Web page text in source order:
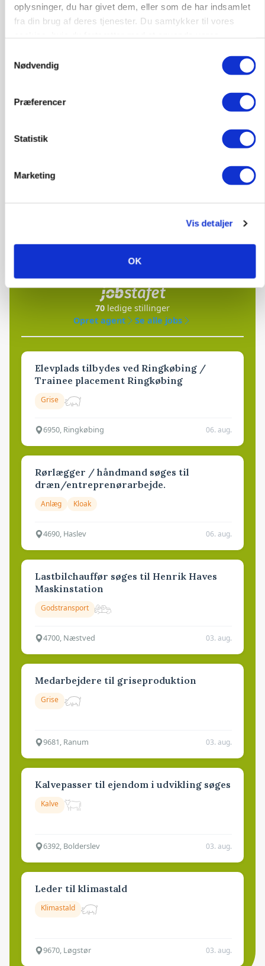
oplysninger, du har givet dem, eller som de har indsamlet
fra din brug af deres tjenester. Du samtykker til vores
Nødvendig
Præferencer
Statistik
Marketing
Vis detaljer
OK
USA: Oksekød steg i værdi i juni – svinekød faldt
GRISE
Rådgiver om DB-Tjek: Små justeringer kan give
Jobs
i samarbejde med
70 ledige stillinger
Opret agent
Se alle jobs
Elevplads tilbydes ved Ringkøbing /
Trainee placement Ringkøbing
Grise
6950, Ringkøbing 06. aug.
Rørlægger / håndmand søges til
dræn/entreprenørarbejde.
Anlæg Kloak
4690, Haslev 06. aug.
Lastbilchauffør søges til Henrik Haves
Maskinstation
Godstransport
4700, Næstved 03. aug.
Medarbejdere til griseproduktion
Grise
9681, Ranum 03. aug.
Kalvepasser til ejendom i udvikling søges
Kalve
6392, Bolderslev 03. aug.
Leder til klimastald
Klimastald
9670, Løgstør 03. aug.